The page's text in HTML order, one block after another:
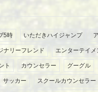
5時 いただきハイジャンプ
ナリーフレンド エンターテイメ
ト カウンセラー グーグル
サッカー スクールカウンセラー